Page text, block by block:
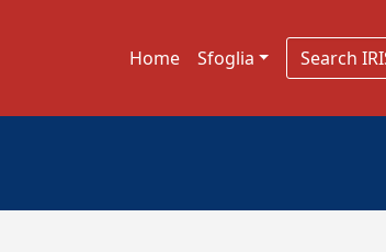
Home Sfoglia